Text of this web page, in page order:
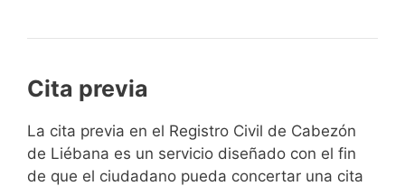
Cita previa
​​​​​​​​​​​​​​​​​​​​​​​​​​​​La cita previa en el Registro Civil de Cabezón
de Liébana es un servicio diseñado con el fin
de que el ciudadano pueda concertar una cita